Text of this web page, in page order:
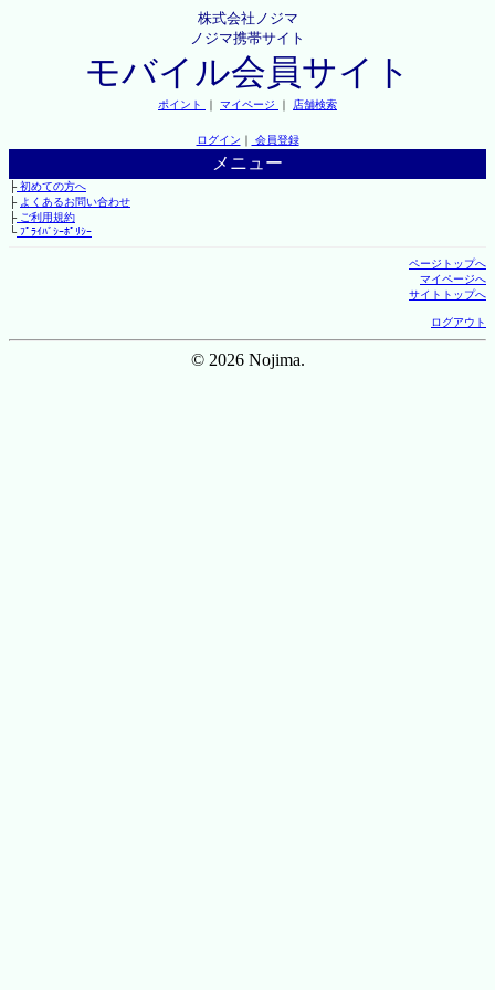
株式会社ノジマ
ノジマ携帯サイト
モバイル会員サイト
ポイント ｜ マイページ ｜ 店舗検索
ログイン ｜ 会員登録
メニュー
├初めての方へ
├ よくあるお問い合わせ
├ご利用規約
└ﾌﾟﾗｲﾊﾞｼｰﾎﾟﾘｼｰ
ページトップへ
マイページへ
サイトトップへ
ログアウト
© 2026 Nojima.